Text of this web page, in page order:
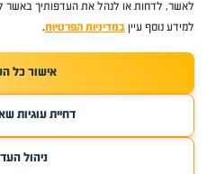
סיטרואןאופלפיג'ו MGמזדהבי ווי דיצ'ריטסלה
לקסוסאאודיסקודהיונדאירנושברולט
ריגו מרקטינג -
כל הזכויות שמורות
לאשר, לדחות או לנהל את העדפותיך באשר
למידע נוסף עיין במדיניות הפרטיות.
אישור כל
דחיית עוגיות
ניהול